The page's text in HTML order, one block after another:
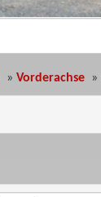
» Vorderachse»